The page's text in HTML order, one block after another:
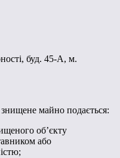
буд. 45-А, м.
майно подається:
об’єкту
або